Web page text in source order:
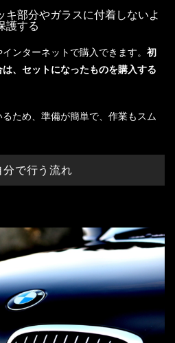
キ部分やガラスに付着しないよ
護する
ンターネットで購入できます。 初
、セットになったものを購入する
ため、準備が簡単で、作業もスム
分で行う流れ